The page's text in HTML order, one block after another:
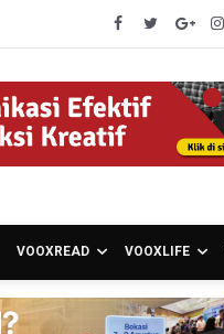
VOOXREAD VOOXLIFE